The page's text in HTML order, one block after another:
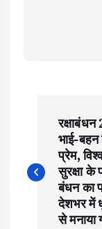
भाई-
प्रेम,
सुरक्षा के
बंधन का
देशभर में
से मनाया